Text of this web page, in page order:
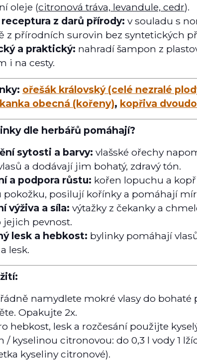
oleje (citronová tráva, levandule, cedr).
z darů přírody: v souladu s
z přírodních surovin bez syntetických
a praktický: nahradí šampon z
i na cesty.
ořešák královský (celé nezralé
obecná (kořeny), kopřiva
dle herbářů pomáhají?
sytosti a barvy: vlašské ořechy
a dodávají jim bohatý, zdravý tón.
a podpora růstu: kořen lopuchu a
pokožku, posilují kořínky a pomáhají
výživa a síla: výtažky z čekanky a
jejich pevnost.
lesk a hebkost: bylinky pomáhají
lesk.
namydlete mokré vlasy do bohaté
Opakujte 2x.
hebkost, lesk a rozčesání použijte
/ kyselinou citronovou: do 0,3 l vody 1
kyseliny citronové).